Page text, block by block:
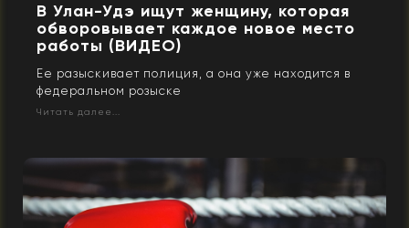
В Улан-Удэ ищут женщину, которая
обворовывает каждое новое место
работы (ВИДЕО)
Ее разыскивает полиция, а она уже находится в
федеральном розыске
Читать далее...